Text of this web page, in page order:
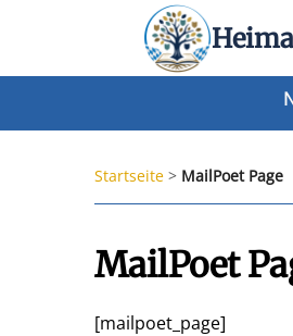
Startseite > MailPoet Page
MailPoet
[mailpoet_page]